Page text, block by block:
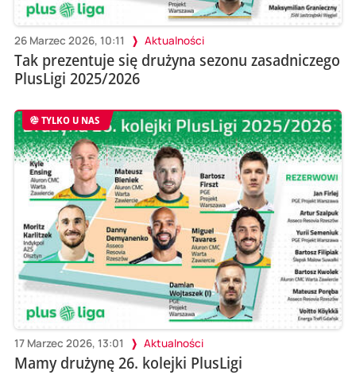
26 Marzec 2026, 10:11 Aktualności
Tak prezentuje się drużyna sezonu zasadniczego
PlusLigi 2025/2026
TYLKO U NAS
17 Marzec 2026, 13:01 Aktualności
Mamy drużynę 26. kolejki PlusLigi